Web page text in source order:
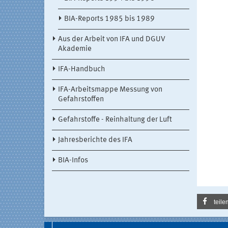
BIA-Reports 1985 bis 1989
Aus der Arbeit von IFA und DGUV
Akademie
IFA-Handbuch
IFA-Arbeitsmappe Messung von
Gefahrstoffen
Gefahrstoffe - Reinhaltung der Luft
Jahresberichte des IFA
BIA-Infos
teilen